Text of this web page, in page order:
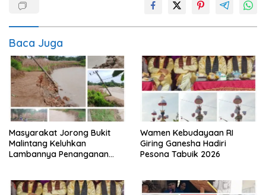
Baca Juga
Masyarakat Jorong Bukit
Malintang Keluhkan
Lambannya Penanganan
Wamen Kebudayaan RI
Giring Ganesha Hadiri
Pesona Tabuik 2026